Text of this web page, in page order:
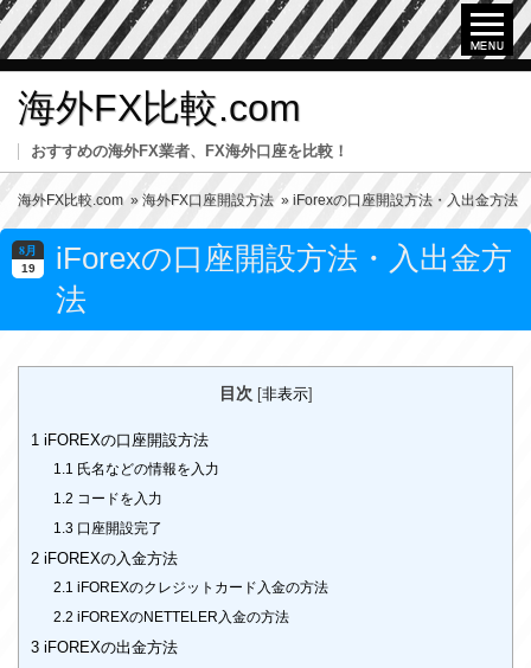
海外FX比較.com
おすすめの海外FX業者、FX海外口座を比較！
海外FX比較.com» 海外FX口座開設方法 » iForexの口座開設方法・入出金方法
8月
19
iForexの口座開設方法・入出金方
法
目次 [非表示]
1 iFOREXの口座開設方法
1.1 氏名などの情報を入力
1.2 コードを入力
1.3 口座開設完了
2 iFOREXの入金方法
2.1 iFOREXのクレジットカード入金の方法
2.2 iFOREXのNETTELER入金の方法
3 iFOREXの出金方法